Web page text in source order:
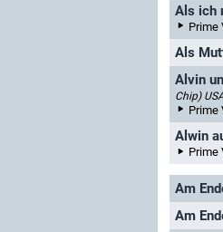
Als ich
Prime
Als
Alvin
Chip)
Prime
Alwin
Prime
Am
Am